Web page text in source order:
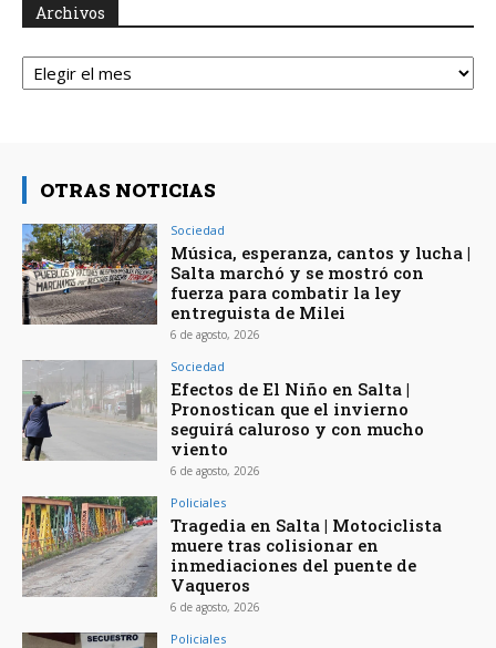
Archivos
Archivos
OTRAS NOTICIAS
Sociedad
Música, esperanza, cantos y lucha |
Salta marchó y se mostró con
fuerza para combatir la ley
entreguista de Milei
6 de agosto, 2026
Sociedad
Efectos de El Niño en Salta |
Pronostican que el invierno
seguirá caluroso y con mucho
viento
6 de agosto, 2026
Policiales
Tragedia en Salta | Motociclista
muere tras colisionar en
inmediaciones del puente de
Vaqueros
6 de agosto, 2026
Policiales